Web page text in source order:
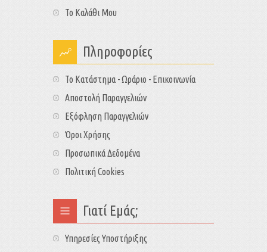
Το Καλάθι Μου
Πληροφορίες
Το Κατάστημα - Ωράριο - Επικοινωνία
Αποστολή Παραγγελιών
Εξόφληση Παραγγελιών
Όροι Χρήσης
Προσωπικά Δεδομένα
Πολιτική Cookies
Γιατί Εμάς;
Υπηρεσίες Υποστήριξης